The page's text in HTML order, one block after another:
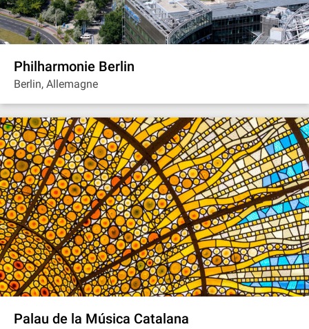
Philharmonie Berlin
Berlin, Allemagne
Palau de la Música Catalana